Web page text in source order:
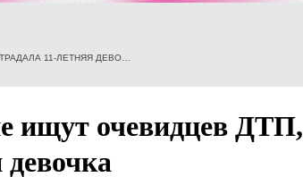
ищут очевидцев ДТП,